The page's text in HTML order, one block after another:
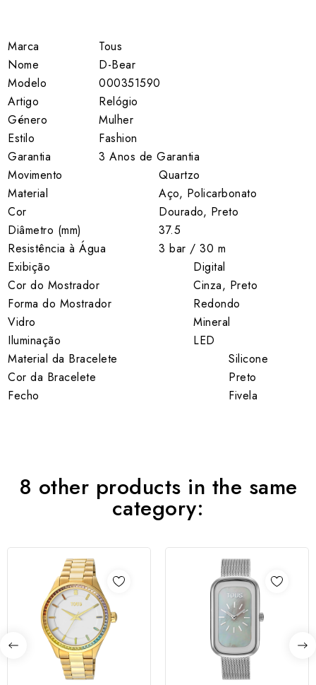
Marca
Tous
Nome
D-Bear
Modelo
000351590
Artigo
Relógio
Género
Mulher
Estilo
Fashion
Garantia
3 Anos de Garantia
Movimento
Quartzo
Material
Aço, Policarbonato
Cor
Dourado, Preto
Diâmetro (mm)
37.5
Resistência à Água
3 bar / 30 m
Exibição
Digital
Cor do Mostrador
Cinza, Preto
Forma do Mostrador
Redondo
Vidro
Mineral
Iluminação
LED
Material da Bracelete
Silicone
Cor da Bracelete
Preto
Fecho
Fivela
8 other products in the same
category: